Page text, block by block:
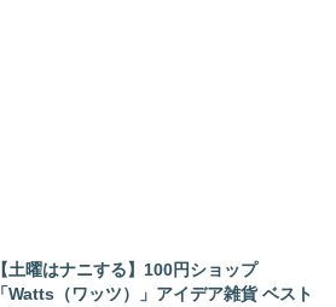
【土曜はナニする】100円ショップ
「Watts（ワッツ）」アイデア雑貨 ベスト